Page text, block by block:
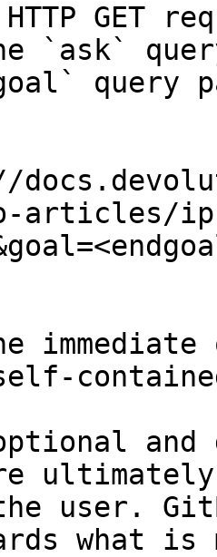
GET
`ask`
query
articles/
and
user.
what